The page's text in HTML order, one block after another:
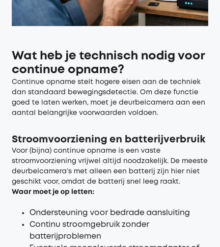
Wat heb je technisch nodig voor
continue opname?
Continue opname stelt hogere eisen aan de techniek
dan standaard bewegingsdetectie. Om deze functie
goed te laten werken, moet je deurbelcamera aan een
aantal belangrijke voorwaarden voldoen.
Stroomvoorziening en batterijverbruik
Voor (bijna) continue opname is een vaste
stroomvoorziening vrijwel altijd noodzakelijk. De meeste
deurbelcamera’s met alleen een batterij zijn hier niet
geschikt voor, omdat de batterij snel leeg raakt.
Waar moet je op letten:
Ondersteuning voor bedrade aansluiting
Continu stroomgebruik zonder
batterijproblemen